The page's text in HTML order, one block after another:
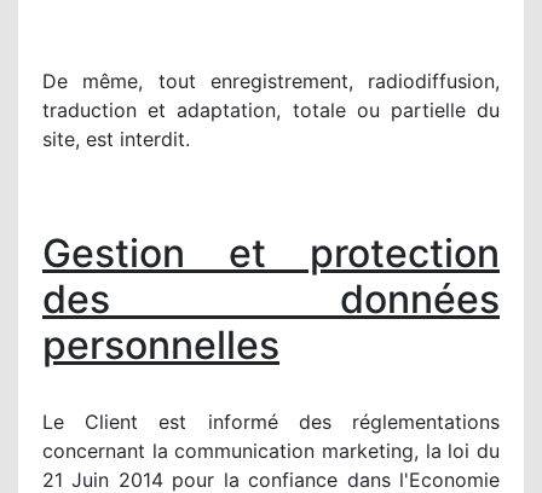
De même, tout enregistrement, radiodiffusion,
traduction et adaptation, totale ou partielle du
site, est interdit.
Gestion et protection
des données
personnelles
Le Client est informé des réglementations
concernant la communication marketing, la loi du
21 Juin 2014 pour la confiance dans l'Economie